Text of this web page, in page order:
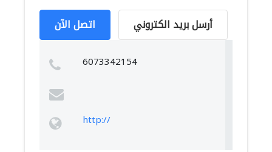
اتصل الآن أرسل بريد الكتروني
6073342154
http://